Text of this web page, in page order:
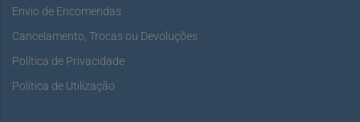
Envio de Encomendas
Cancelamento, Trocas ou Devoluções
Política de Privacidade
Política de Utilização